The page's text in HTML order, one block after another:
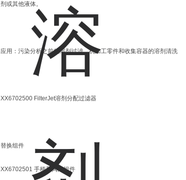
剂或其他液体。
应用：污染分析之前的溶剂过滤，机加工零件和收集容器的溶剂清洗
XX6702500 FilterJet溶剂分配过滤器
替换组件
XX6702501 手柄和阀门组件